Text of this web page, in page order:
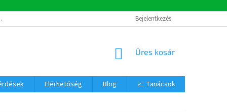
ADATKEZELÉSI TÁJÉKOZTATÓ Bejelentkezés
KOSÁR
Üres kosár
Elérhetőség Blog 📈 Tanácsok